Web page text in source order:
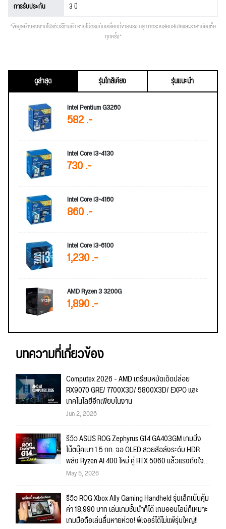
การรับประกัน 3 ปี
*ข้อมูลอ้างอิงจากโปรชัวร์ร้านค้า อาจไม่ตรงกับเครื่องที่ขายจริง กรุณาตรวจสอบสเปคและราคาก่อนซื้อ
ทุกครั้ง*
ดูล่าสุด รุ่นใกล้เคียง
รุ่นแนะนำ
Intel Pentium G3260
582 .-
Intel Core i3-4130
730 .-
Intel Core i3-4160
860 .-
Intel Core i3-6100
1,230 .-
AMD Ryzen 3 3200G
1,890 .-
บทความที่เกี่ยวข้อง
Computex 2026 - AMD เตรียมหมัดเด็ดปล่อย
RX9070 GRE/ 7700X3D/ 5800X3D/ EXPO และ
เทคโนโลยีอีกเพียบในงาน
Jun 2, 2026
รีวิว ASUS ROG Zephyrus G14 GA403GM เกมมิ่ง
โน้ตบุ๊คเบา 1.5 กก. จอ OLED สวยสีอลังระดับ HDR
พลัง Ryzen AI 400 ใหม่ คู่ RTX 5060 แล้วแรงถึงใจ
งานใหญ่พร้อมลุย เกมไหนก็พร้อมเล่น!!
May 5, 2026
รีวิว ROG Xbox Ally Gaming Handheld รุ่นเล็กเน้นคุ้ม
ค่า 18,990 บาท เล่นเกมชั้นนำก็ได้ เกมออนไลน์ก็เหมาะ
เกมมือถือเล่นลื่นหายห่วง! ฟีเจอร์ได้ไม่แพ้รุ่นใหญ่!!